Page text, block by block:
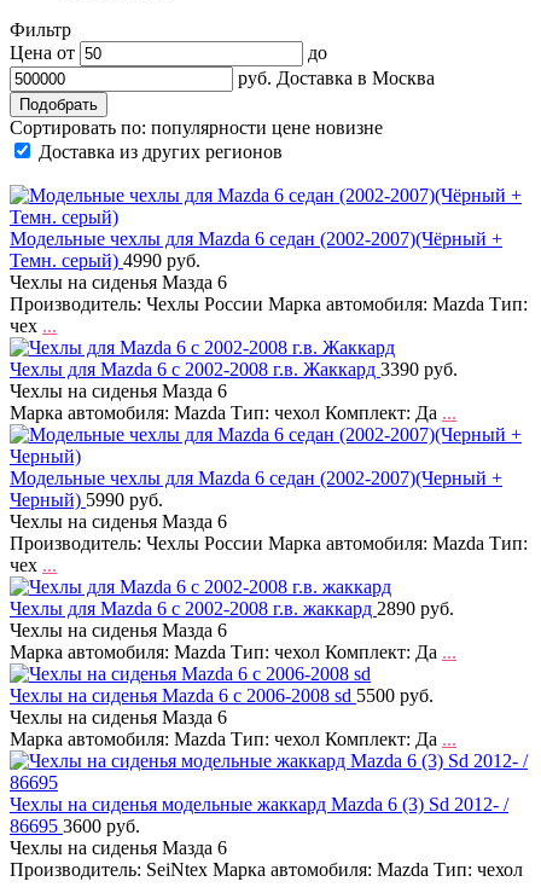
Фильтр
Цена от
до
руб. Доставка в Москва
Сортировать по: популярности цене новизне
Доставка из других регионов
Модельные чехлы для Mazda 6 седан (2002-2007)(Чёрный +
Темн. серый) 4990 руб.
Чехлы на сиденья Мазда 6
Производитель: Чехлы России Марка автомобиля: Mazda Тип:
чех ...
Чехлы для Mazda 6 с 2002-2008 г.в. Жаккард 3390 руб.
Чехлы на сиденья Мазда 6
Марка автомобиля: Mazda Тип: чехол Комплект: Да ...
Модельные чехлы для Mazda 6 седан (2002-2007)(Черный +
Черный) 5990 руб.
Чехлы на сиденья Мазда 6
Производитель: Чехлы России Марка автомобиля: Mazda Тип:
чех ...
Чехлы для Mazda 6 с 2002-2008 г.в. жаккард 2890 руб.
Чехлы на сиденья Мазда 6
Марка автомобиля: Mazda Тип: чехол Комплект: Да ...
Чехлы на сиденья Mazda 6 c 2006-2008 sd 5500 руб.
Чехлы на сиденья Мазда 6
Марка автомобиля: Mazda Тип: чехол Комплект: Да ...
Чехлы на сиденья модельные жаккард Mazda 6 (3) Sd 2012- /
86695 3600 руб.
Чехлы на сиденья Мазда 6
Производитель: SeiNtex Марка автомобиля: Mazda Тип: чехол